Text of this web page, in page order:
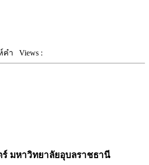
คำ Views :
มหาวิทยาลัยอุบลราชธานี